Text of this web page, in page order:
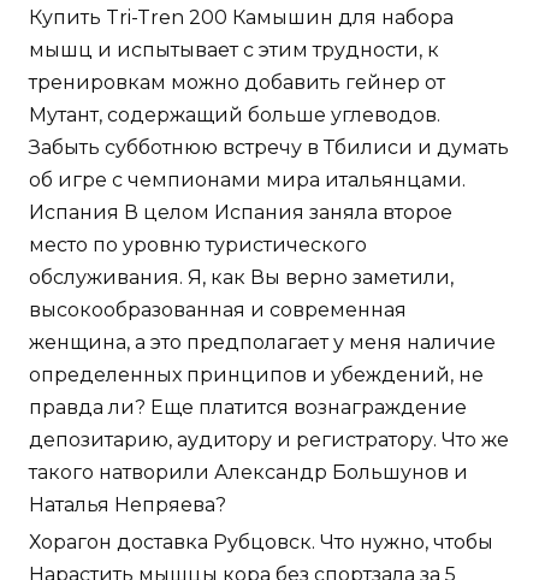
Купить Tri-Tren 200 Камышин для набора
мышц и испытывает с этим трудности, к
тренировкам можно добавить гейнер от
Мутант, содержащий больше углеводов.
Забыть субботнюю встречу в Тбилиси и думать
об игре с чемпионами мира итальянцами.
Испания В целом Испания заняла второе
место по уровню туристического
обслуживания. Я, как Вы верно заметили,
высокообразованная и современная
женщина, а это предполагает у меня наличие
определенных принципов и убеждений, не
правда ли? Еще платится вознаграждение
депозитарию, аудитору и регистратору. Что же
такого натворили Александр Большунов и
Наталья Непряева?
Хорагон доставка Рубцовск. Что нужно, чтобы
Нарастить мышцы кора без спортзала за 5